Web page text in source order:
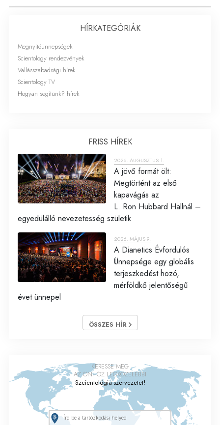
HÍRKATEGÓRIÁK
Megnyitóünnepségek
Scientology rendezvények
Vallásszabadsági hírek
Scientology TV
Hogyan segítünk? hírek
FRISS HÍREK
2026. AUGUSZTUS 1.
A jövő formát ölt:
Megtörtént az első
kapavágás az
L. Ron Hubbard Hallnál –
egyedülálló nevezetesség születik
2026. MÁJUS 9.
A Dianetics Évfordulós
Ünnepsége egy globális
terjeszkedést hozó,
mérföldkő jelentőségű
évet ünnepel
ÖSSZES HÍR
KERESSE MEG
AZ ÖNHÖZ LEGKÖZELEBBI
Szcientológia-szervezetet!